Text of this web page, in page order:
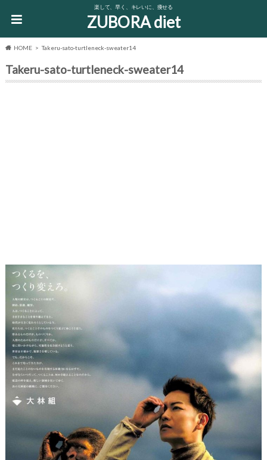
楽して、早く、キレいに、痩せる
ZUBORA diet
HOME Takeru-sato-turtleneck-sweater14
Takeru-sato-turtleneck-sweater14